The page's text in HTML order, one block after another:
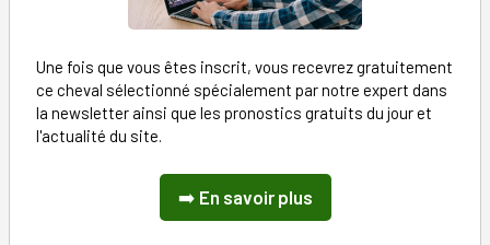
Une fois que vous êtes inscrit, vous recevrez gratuitement
ce cheval sélectionné spécialement par notre expert dans
la newsletter ainsi que les pronostics gratuits du jour et
l'actualité du site.
➡️ En savoir plus